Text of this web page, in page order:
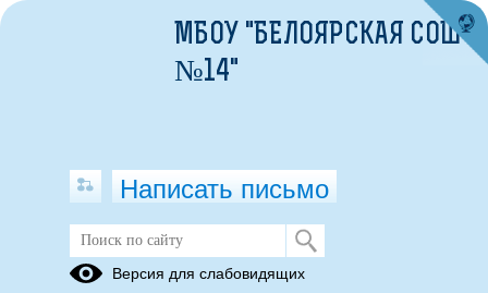
Фотоальбомы
МБОУ "БЕЛОЯРСКАЯ СОШ
№14"
Написать письмо
Версия для слабовидящих